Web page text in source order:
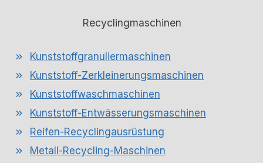
Recyclingmaschinen
Kunststoffgranuliermaschinen
Kunststoff-Zerkleinerungsmaschinen
Kunststoffwaschmaschinen
Kunststoff-Entwässerungsmaschinen
Reifen-Recyclingausrüstung
Metall-Recycling-Maschinen